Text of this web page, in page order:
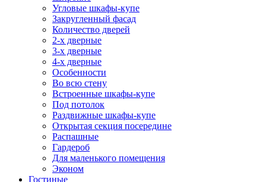
Угловые шкафы-купе
Закругленный фасад
Количество дверей
2-х дверные
3-х дверные
4-х дверные
Особенности
Во всю стену
Встроенные шкафы-купе
Под потолок
Раздвижные шкафы-купе
Открытая секция посередине
Распашные
Гардероб
Для маленького помещения
Эконом
Гостиные